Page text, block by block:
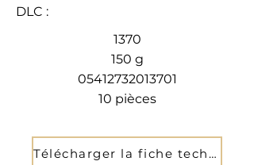
DLC :
1370
150 g
05412732013701
10 pièces
Télécharger la fiche technique